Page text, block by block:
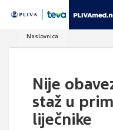
Naslovnica
Nije
staž u
liječnike